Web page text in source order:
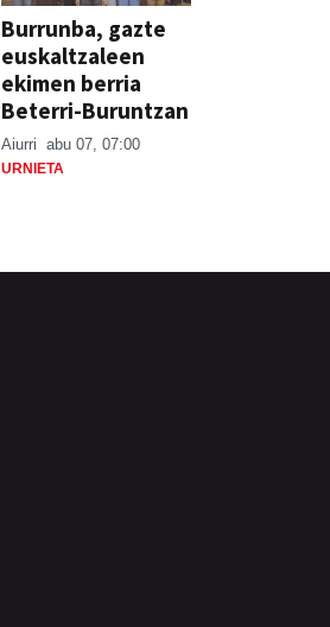
Burrunba, gazte
euskaltzaleen
ekimen berria
Beterri-Buruntzan
Aiurri abu 07, 07:00
URNIETA